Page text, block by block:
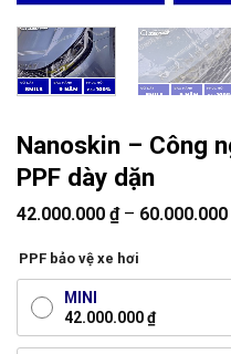
Nanoskin – Công
PPF dày dặn
42.000.000 ₫– 60.000.000
PPF bảo vệ xe hơi
MINI
42.000.000₫